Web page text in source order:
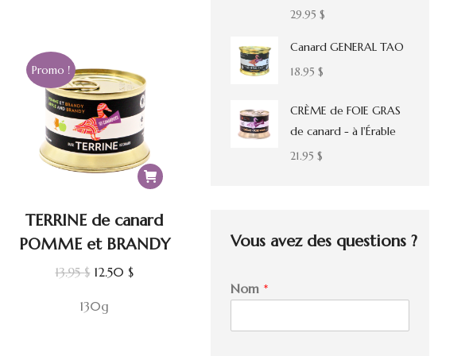
Promo !
TERRINE de canard
POMME et BRANDY
13.95$ Le
initial
12.50 $Le
130g
29.95 $
Canard GENERAL TAO
18.95 $
CRÈME de FOIE GRAS
de canard - à l'Érable
21.95 $
Vous avez des questions ?
M
e
s
Nom *